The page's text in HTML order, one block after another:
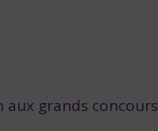
aux grands concours